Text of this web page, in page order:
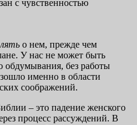
с чувственностью
о нем, прежде чем
У нас не может быть
обдумывания, без работы
именно в области
соображений.
– это падение женского
процесс рассуждений. В